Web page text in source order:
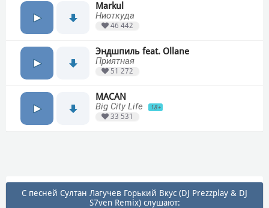
Markul
Ниоткуда
46 442
Эндшпиль feat. Ollane
Приятная
51 272
MACAN
Big City Life
18+
33 531
С песней Султан Лагучев Горький Вкус (DJ Prezzplay & DJ
S7ven Remix) слушают: